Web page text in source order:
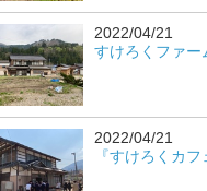
2022/04/21
すけろくファー
2022/04/21
『すけろくカ